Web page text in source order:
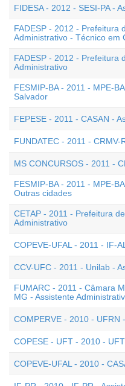
FIDESA - 2012 - SESI-PA -
FADESP - 2012 - Prefeitura
Administrativo - Técnico em
FADESP - 2012 - Prefeitura
Administrativo
FESMIP-BA - 2011 - MPE-
Salvador
FEPESE - 2011 - CASAN -
FUNDATEC - 2011 -
MS CONCURSOS - 2011 -
FESMIP-BA - 2011 - MPE-
Outras cidades
CETAP - 2011 - Prefeitura
Administrativo
COPEVE-UFAL - 2011 - IF-
CCV-UFC - 2011 - Unilab -
FUMARC - 2011 - Câmara
MG - Assistente
COMPERVE - 2010 - UFRN
COPESE - UFT - 2010 -
COPEVE-UFAL - 2010 -